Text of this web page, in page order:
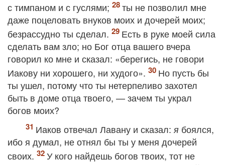
с тимпаном и с гуслями;
ты не позволил мне
даже поцеловать внуков моих и дочерей моих;
безрассудно ты сделал.
Есть в руке моей сила
сделать вам зло; но Бог отца вашего вчера
говорил ко мне и сказал: «берегись, не говори
Иакову ни хорошего, ни худого».
Но пусть бы
ты ушел, потому что ты нетерпеливо захотел
быть в доме отца твоего, — зачем ты украл
богов моих?
Иаков отвечал Лавану и сказал: я боялся,
ибо я думал, не отнял бы ты у меня дочерей
своих.
У кого найдешь богов твоих, тот не